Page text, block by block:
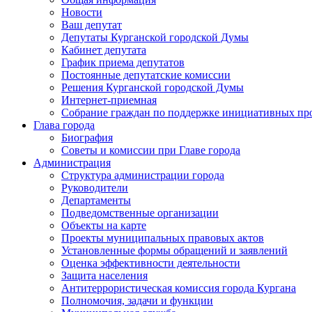
Новости
Ваш депутат
Депутаты Курганской городской Думы
Кабинет депутата
График приема депутатов
Постоянные депутатские комиссии
Решения Курганской городской Думы
Интернет-приемная
Собрание граждан по поддержке инициативных
Глава города
Биография
Советы и комиссии при Главе города
Администрация
Структура администрации города
Руководители
Департаменты
Подведомственные организации
Объекты на карте
Проекты муниципальных правовых актов
Установленные формы обращений и заявлений
Оценка эффективности деятельности
Защита населения
Антитеррористическая комиссия города Кургана
Полномочия, задачи и функции